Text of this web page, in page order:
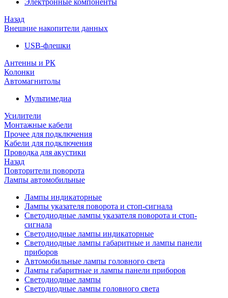
Электронные компоненты
Назад
Внешние накопители данных
USB-флешки
Антенны и РК
Колонки
Автомагнитолы
Мультимедиа
Усилители
Монтажные кабели
Прочее для подключения
Кабели для подключения
Проводка для акустики
Назад
Повторители поворота
Лампы автомобильные
Лампы индикаторные
Лампы указателя поворота и стоп-сигнала
Светодиодные лампы указателя поворота и стоп-
сигнала
Светодиодные лампы индикаторные
Светодиодные лампы габаритные и лампы панели
приборов
Автомобильные лампы головного света
Лампы габаритные и лампы панели приборов
Светодиодные лампы
Светодиодные лампы головного света